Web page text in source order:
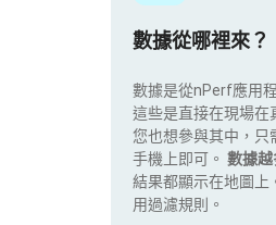
數據從哪裡來？
數據是從nPerf應用
這些是直接在現場在
您也想參與其中，只
手機上即可。 數據越
結果都顯示在地圖上
用過濾規則。